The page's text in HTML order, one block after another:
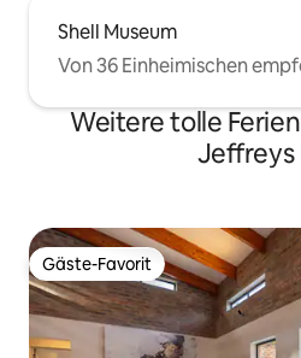
Shell Museum
Von 36 Einheimischen
Weitere tolle
Jeffreys
Gäste-Favorit
Gäste-Favorit